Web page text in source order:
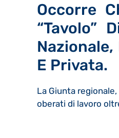
Occorre
“Tavolo”
E Privata.
La Giunta
oberati di lavoro